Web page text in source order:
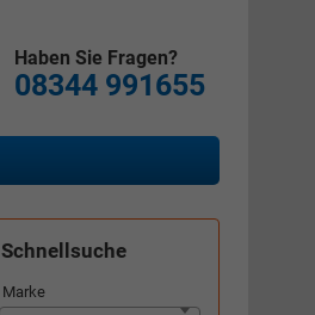
Haben Sie Fragen?
08344 991655
Schnellsuche
Marke